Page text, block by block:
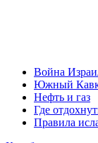
Война
Южный
Нефть и газ
Где
Правила